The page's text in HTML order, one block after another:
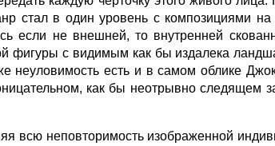
стал в один уровень с композициями
если не внешней, то внутренней
фигуры с видимым как бы издалека
есть и в самом облике
как бы неотрывно следящем
всю неповторимость изображенной